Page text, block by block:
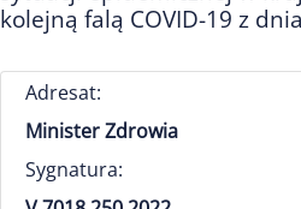
kolejną falą COVID-19 z
Adresat:
Minister Zdrowia
Sygnatura: